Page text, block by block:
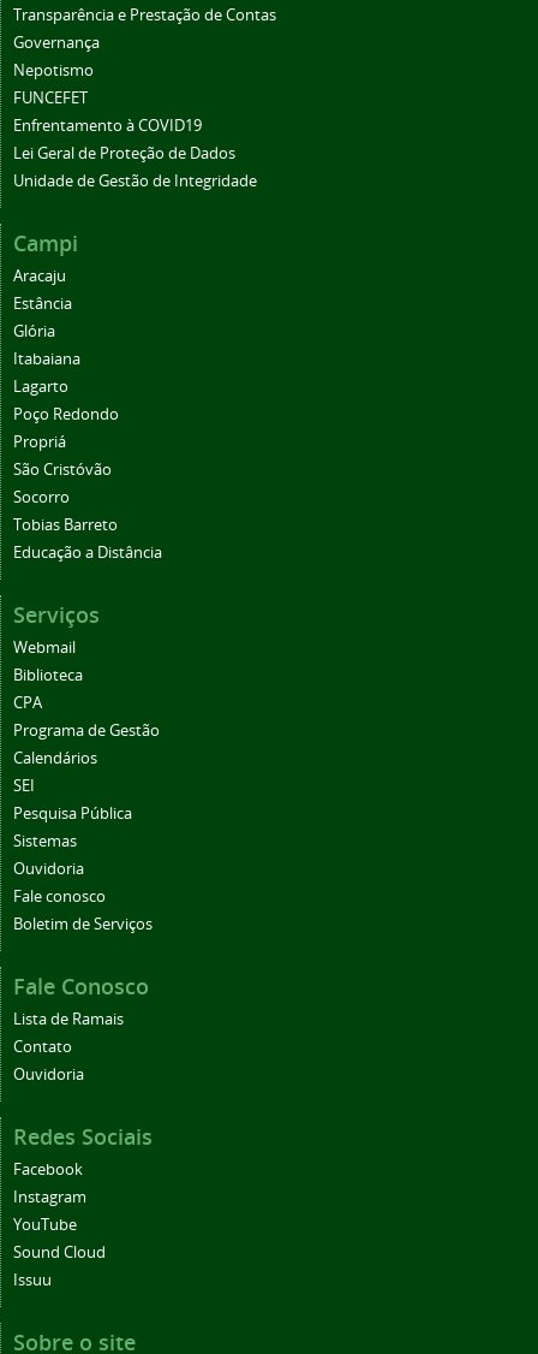
Transparência e Prestação de Contas
Governança
Nepotismo
FUNCEFET
Enfrentamento à COVID19
Lei Geral de Proteção de Dados
Unidade de Gestão de Integridade
Campi
Aracaju
Estância
Glória
Itabaiana
Lagarto
Poço Redondo
Propriá
São Cristóvão
Socorro
Tobias Barreto
Educação a Distância
Serviços
Webmail
Biblioteca
CPA
Programa de Gestão
Calendários
SEI
Pesquisa Pública
Sistemas
Ouvidoria
Fale conosco
Boletim de Serviços
Fale Conosco
Lista de Ramais
Contato
Ouvidoria
Redes Sociais
Facebook
Instagram
YouTube
Sound Cloud
Issuu
Sobre o site